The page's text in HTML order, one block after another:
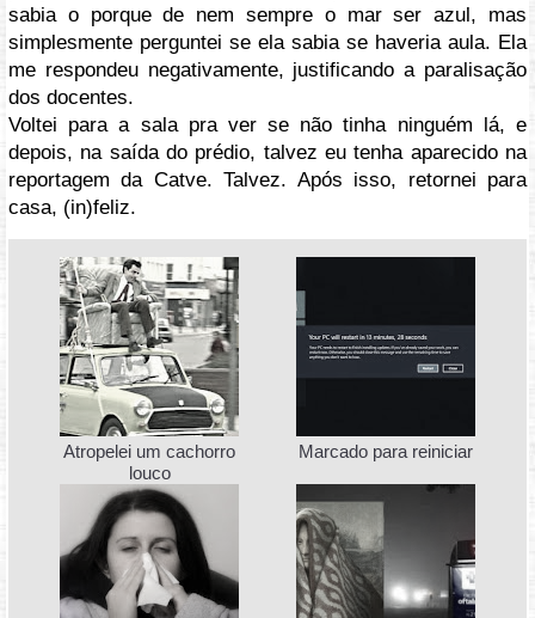
sabia o porque de nem sempre o mar ser azul, mas
simplesmente perguntei se ela sabia se haveria aula. Ela
me respondeu negativamente, justificando a paralisação
dos docentes.
Voltei para a sala pra ver se não tinha ninguém lá, e
depois, na saída do prédio, talvez eu tenha aparecido na
reportagem da Catve. Talvez. Após isso, retornei para
casa, (in)feliz.
Atropelei um cachorro
louco
Marcado para reiniciar